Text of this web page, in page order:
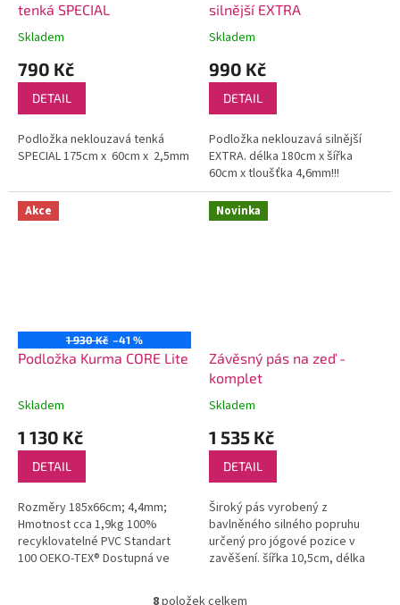
tenká SPECIAL
Skladem
790 Kč
DETAIL
Podložka neklouzavá tenká
SPECIAL 175cm x 60cm x 2,5mm
silnější EXTRA
Skladem
990 Kč
DETAIL
Podložka neklouzavá silnější
EXTRA. délka 180cm x šířka
60cm x tloušťka 4,6mm!!!
Akce
1 930 Kč –41 %
Podložka Kurma CORE Lite
Skladem
1 130 Kč
DETAIL
Rozměry 185x66cm; 4,4mm;
Hmotnost cca 1,9kg 100%
recyklovatelné PVC Standart
100 OEKO-TEX® Dostupná ve
Novinka
Závěsný pás na zeď -
komplet
Skladem
1 535 Kč
DETAIL
Široký pás vyrobený z
bavlněného silného popruhu
určený pro jógové pozice v
zavěšení. šířka 10,5cm, délka
8položek celkem